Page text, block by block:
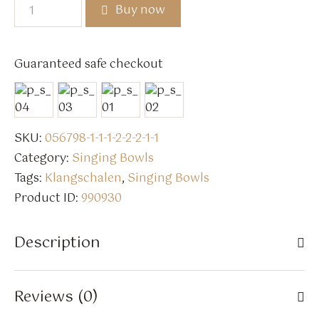
Buy now
Guaranteed safe checkout
SKU:056798-1-1-1-2-2-2-1-1
Category: Singing Bowls
Tags: Klangschalen, Singing Bowls
Product ID:990930
Description
Reviews (0)